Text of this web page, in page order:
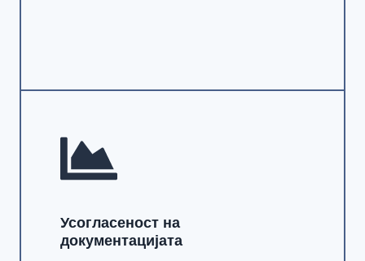
Усогласеност на
документацијата